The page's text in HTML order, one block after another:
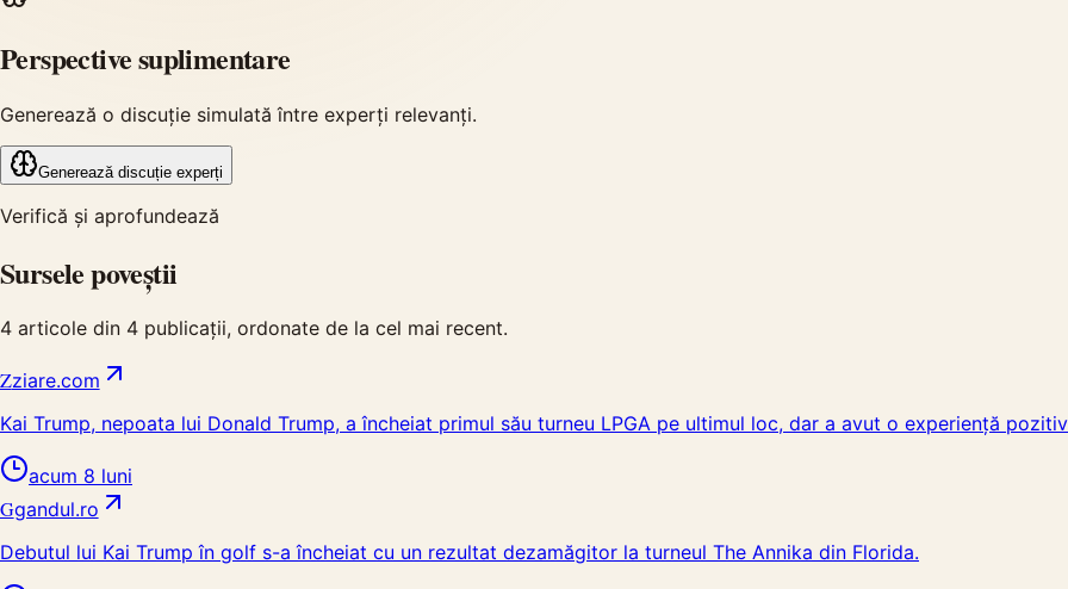
Perspective suplimentare
Generează o discuție simulată între experți relevanți.
Generează discuție experți
Verifică și aprofundează
Sursele poveștii
4 articole din 4 publicații, ordonate de la cel mai recent.
Zziare.com
Kai Trump, nepoata lui Donald Trump, a încheiat primul său turneu LPGA pe ultimul loc, dar a avut o experiență
acum 8 luni
Ggandul.ro
Debutul lui Kai Trump în golf s-a încheiat cu un rezultat dezamăgitor la turneul The Annika din Florida.